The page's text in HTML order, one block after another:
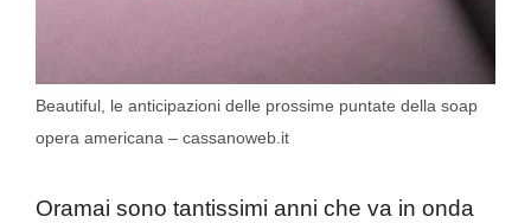
Beautiful, le anticipazioni delle prossime puntate della soap
opera americana – cassanoweb.it
Oramai sono tantissimi anni che va in onda